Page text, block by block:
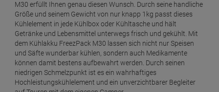
M30 erfüllt Ihnen genau diesen Wunsch. Durch seine handliche
Größe und seinem Gewicht von nur knapp 1kg passt dieses
Kühlelement in jede Kühlbox oder Kühltasche und hält
Getränke und Lebensmittel unterwegs frisch und gekühlt. Mit
dem Kühlakku FreezPack M30 lassen sich nicht nur Speisen
und Säfte wunderbar kühlen, sondern auch Medikamente
können damit bestens aufbewahrt werden. Durch seinen
niedrigen Schmelzpunkt ist es ein wahrhaftiges
Hochleistungskühlelement und ein unverzichtbarer Begleiter